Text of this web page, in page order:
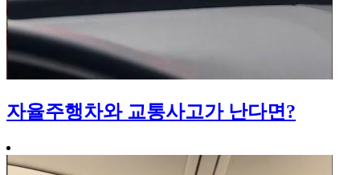
자율주행차와 교통사고가 난다면?